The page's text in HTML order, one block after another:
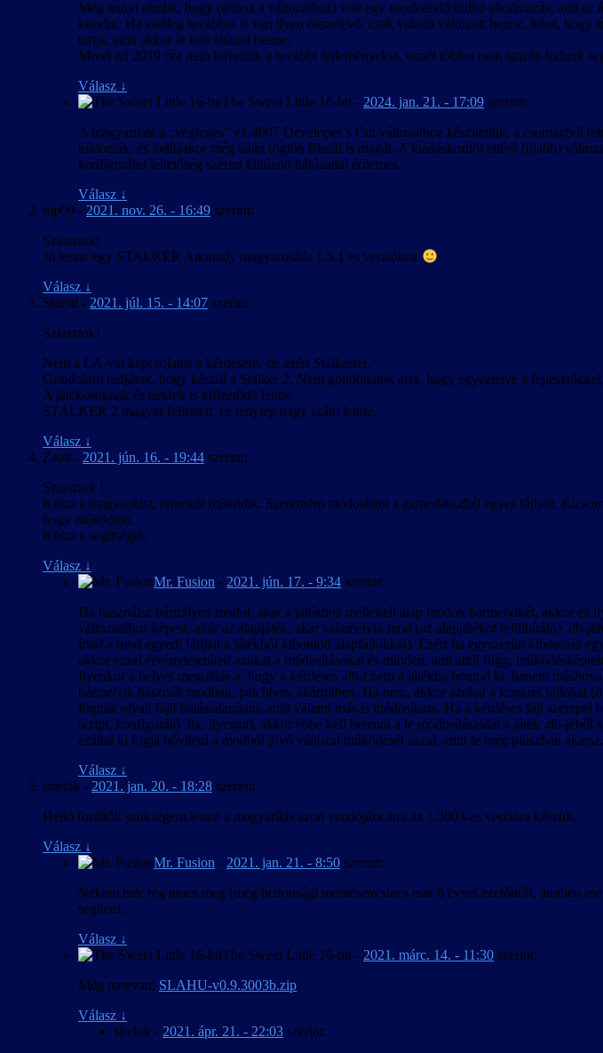
felderítéséről és lehetőség szerinti javításáról későbbi időpontban intézkedünk.
Még annyi rémlik, hogy (ahhoz a változathoz) volt egy modkezelő/indító alkalmazás, ami
kezelni. Ha esetleg továbbra is van ilyen összetevő, csak valami változott benne, lehet,
tartja, amit akkor át kell állítani benne.
Mivel mi 2019 óra nem követtük a további fejleményeket, ennél többet nem igazán tudunk
Válasz ↓
The Sweet Little 16-bit - 2024. jan. 21. - 17:09 szerint:
A magyarítást a „végleges” v1.4007 Developer’s Cut változathoz készítettük, a
toldozták, és indításkor még talán rögtön frissíti is magát. A kiadáskoritól eltérő (újabb)
konfigurálni lehetőség szerint kihúzott hálózattal érdemes.
Válasz ↓
mp09 - 2021. nov. 26. - 16:49 szerint:
Sziasztok!
Jó lenne egy STALKER Anomaly magyarosítás 1.5.1 es verzióhoz
Válasz ↓
Shield - 2021. júl. 15. - 14:07 szerint:
Sziasztok!
Nem a LA-val kapcsolatos a kérdésem, de azért Stalkerrel.
Gondolom tudjátok, hogy készül a Stalker 2. Nem gondoltatok arra, hogy egyeztetve a
A játékosoknak és nektek is kifizetődő lenne.
STALKER 2 magyar felirattal, ez tényleg nagy szám lenne.
Válasz ↓
Zsolt - 2021. jún. 16. - 19:44 szerint:
Sziasztok !
Köszi a magyarítást, remekül működik. Szeretném módosítani a gamedata.db0 egyes fájljait.
hogy működjön.
Köszi a segítséget.
Válasz ↓
Mr. Fusion - 2021. jún. 17. - 9:34 szerint:
Ha használsz bármilyen modot, akár a játékhoz mellékelt alap modok bármelyikét, akkor
változatához képest, akár az alapjáték, akár valamelyik mod (az alapjátékot felülbíráló) .db-
írtad a mod egyedi fájljait a játékból kibontott alapfájlokkal). Ezért ha egyszerűn kibontasz
akkor ezzel érvényteleníted azokat a módosításokat és minden, ami attól függ,
Ilyenkor a helyes megoldás a, hogy a kérdéses .db-t nem a játékba bontod ki, hanem
bármelyik használt modban, patchben, akármiben. Ha nem, akkor azokat a konkrét fájlokat
fognak olyan fájlt hatástalanítani, amit valami más is módosítana. Ha a kérdéses fájl
script, konfiguráló .ltx, ilyesmi), akkor ebbe kell betenni a te módosításaidat a játék .db-
ezáltal ki fogja bővíteni a modból jövő változat működését azzal, amit te még pluszban akarsz.
Válasz ↓
strelok - 2021. jan. 20. - 18:28 szerint:
Helló fordítók szükségem lenne a magyarítás azon verziójára ami az 1.3003-as verzióra készült.
Válasz ↓
Mr. Fusion - 2021. jan. 21. - 8:50 szerint:
Nekem már rég nincs meg (még biztonsági mentésem sincs már 6 évvel ezelőttről, amiben
segíteni.
Válasz ↓
The Sweet Little 16-bit - 2021. márc. 14. - 11:30 szerint:
Még megvan: SLAHU-v0.9.3003b.zip
Válasz ↓
strelok - 2021. ápr. 21. - 22:03 szerint: